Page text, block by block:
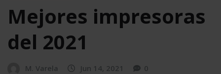
Mejores impresoras
del 2021
M. Varela Jun 14, 2021 0